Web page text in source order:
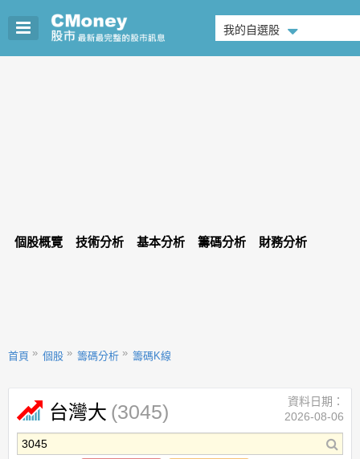
我的自選股
個股概覽 技術分析 基本分析 籌碼分析 財務分析
首頁 個股 籌碼分析 籌碼K線
台灣大 (3045)
資料日期：
2026-08-06